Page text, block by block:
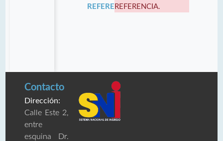
REFERENCIA:REFERENCIA.
Contacto
Dirección:
Calle Este 2,
entre
esquina Dr.